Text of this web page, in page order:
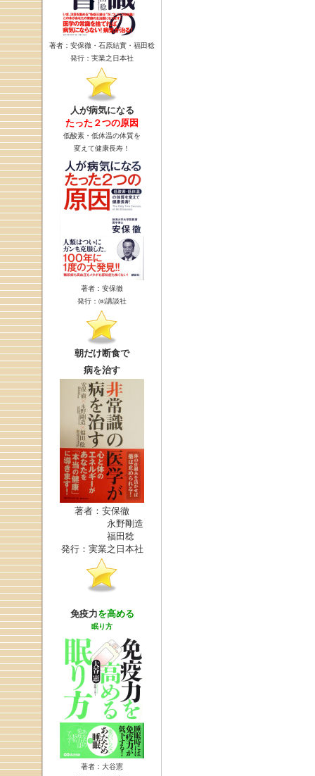
著者：安保徹・石原結實・福田稔
発行：実業之日本社
人が病気になる
たった２つの原因
低酸素・低体温の体質を
変えて健康長寿！
著者：安保徹
発行：㈱講談社
朝だけ断食で
病を治す
著者：安保徹
永野剛造
福田稔
発行：実業之日本社
免疫力を高める
眠り方
著者：大谷憲